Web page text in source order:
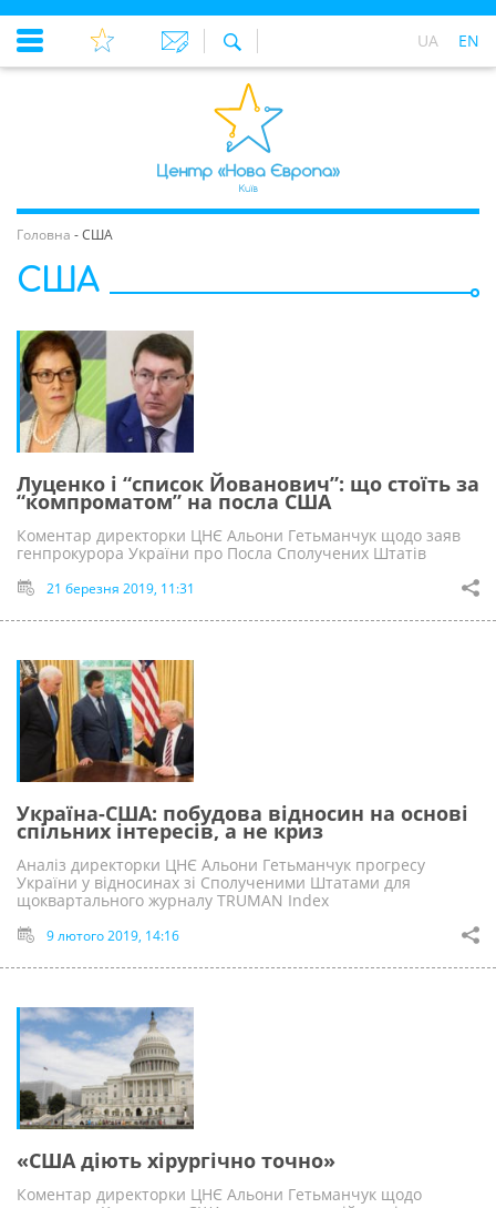
UA EN
Головна -США
США
Луценко і “список Йованович”: що стоїть за
“компроматом” на посла США
Коментар директорки ЦНЄ Альони Гетьманчук щодо заяв
генпрокурора України про Посла Сполучених Штатів
21 березня 2019, 11:31
Україна-США: побудова відносин на основі
спільних інтересів, а не криз
Аналіз директорки ЦНЄ Альони Гетьманчук прогресу
України у вiдносинах зі Сполученими Штатами для
щоквартального журналу ТRUMAN Index
9 лютого 2019, 14:16
«США діють хірургічно точно»
Коментар директорки ЦНЄ Альони Гетьманчук щодо